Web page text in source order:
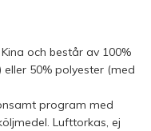
och består av 100%
50% polyester (med
program med
Lufttorkas, ej